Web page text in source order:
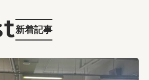
新着記事